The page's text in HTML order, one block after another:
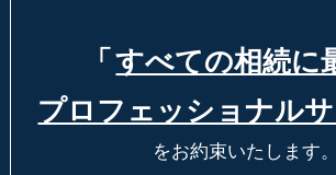
「 すべての相続に
プロフェッショナル
をお約束いたします。